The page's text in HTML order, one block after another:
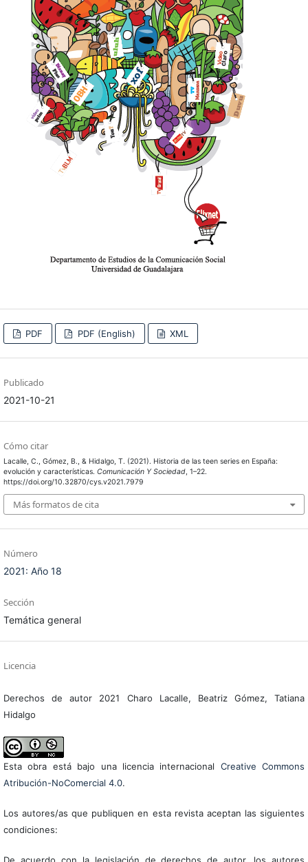
PDF PDF (English) XML
Publicado
2021-10-21
Cómo citar
Lacalle, C., Gómez, B., & Hidalgo, T. (2021). Historia de las teen series en España:
evolución y características. Comunicación Y Sociedad, 1–22.
https://doi.org/10.32870/cys.v2021.7979
Más formatos de cita
Número
2021: Año 18
Sección
Temática general
Licencia
Derechos de autor 2021 Charo Lacalle, Beatriz Gómez, Tatiana
Hidalgo
Esta obra está bajo una licencia internacional Creative Commons
Atribución-NoComercial 4.0.
Los autores/as que publiquen en esta revista aceptan las siguientes
condiciones: